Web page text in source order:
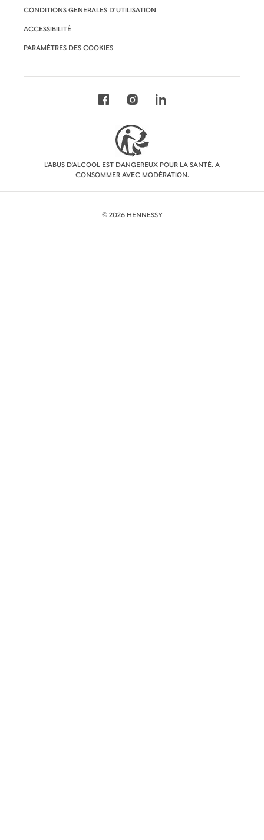
CONDITIONS GENERALES D’UTILISATION
ACCESSIBILITÉ
PARAMÈTRES DES COOKIES
L'ABUS D'ALCOOL EST DANGEREUX POUR LA SANTÉ. A
CONSOMMER AVEC MODÉRATION.
© 2026 HENNESSY